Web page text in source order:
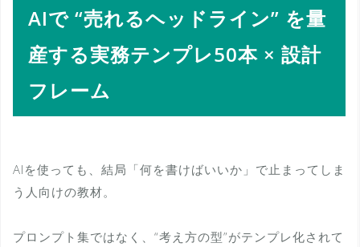
AIで “売れるヘッドライン” を量
産する実務テンプレ50本 × 設計
フレーム
AIを使っても、結局「何を書けばいいか」で止まってしま
う人向けの教材。
プロンプト集ではなく、“考え方の型”がテンプレ化されて